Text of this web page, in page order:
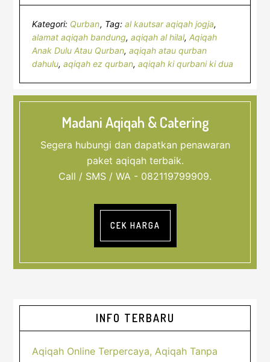
Kategori: Qurban Tag:al kautsar aqiqah jogja,
alamat aqiqah bandung,aqiqah al hilal,Aqiqah
Anak Dulu Atau Qurban,aqiqah atau qurban
dahulu,aqiqah ez qurban,aqiqah ki qurbani ki dua
Madani Aqiqah & Catering
Segera hubungi dan dapatkan penawaran
paket aqiqah terbaik.
Call / SMS / WA - 082119799909.
CEK HARGA
Sidebar
Utama
INFO TERBARU
Aqiqah Online Terpercaya, Aqiqah Tanpa